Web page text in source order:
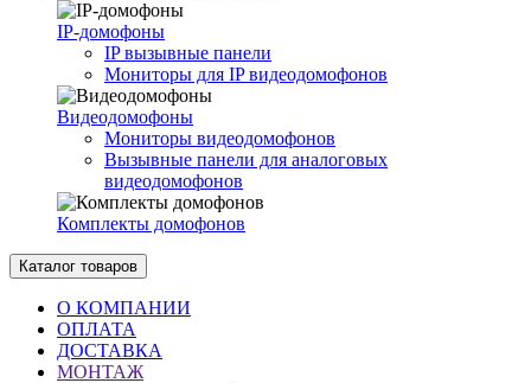
IP-домофоны
IP вызывные панели
Мониторы для IP видеодомофонов
Видеодомофоны
Мониторы видеодомофонов
Вызывные панели для аналоговых
видеодомофонов
Комплекты домофонов
Каталог товаров
О КОМПАНИИ
ОПЛАТА
ДОСТАВКА
МОНТАЖ